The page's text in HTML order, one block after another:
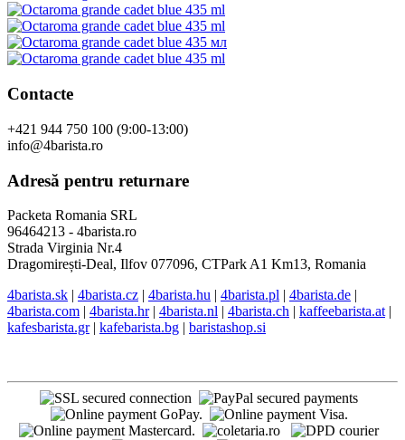
Contacte
+421 944 750 100 (9:00-13:00)
info@4barista.ro
Adresă pentru returnare
Packeta Romania SRL
96464213 - 4barista.ro
Strada Virginia Nr.4
Dragomirești-Deal, Ilfov 077096, CTPark A1 Km13, Romania
4barista.sk | 4barista.cz | 4barista.hu | 4barista.pl | 4barista.de |
4barista.com | 4barista.hr| 4barista.nl | 4barista.ch | kaffeebarista.at |
kafesbarista.gr| kafebarista.bg | baristashop.si